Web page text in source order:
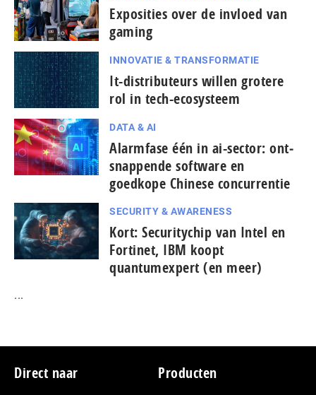
Exposities over de invloed van
gaming
INNOVATIE & TRANSFORMATIE
It-dis­tri­bu­teurs willen grotere
rol in tech-ecosysteem
DATA & AI
Alarmfase één in ai-sector: ont­
snap­pen­de software en
goedkope Chinese con­cur­ren­tie
SECURITY & AWARENESS
Kort: Se­cu­ri­ty­chip van Intel en
Fortinet, IBM koopt
quantumexpert (en meer)
...
Footer
Direct naar Producten